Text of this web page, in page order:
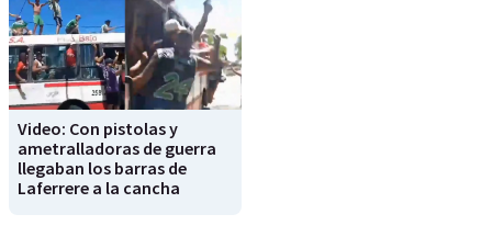
Video: Con pistolas y
ametralladoras de guerra
llegaban los barras de
Laferrere a la cancha